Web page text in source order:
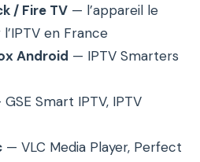
/ Fire TV — l’appareil le
en France
Android — IPTV Smarters
Smart IPTV, IPTV
— VLC Media Player, Perfect